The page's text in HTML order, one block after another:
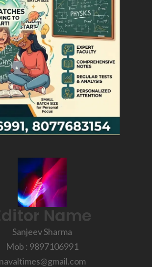
Name
Sanjeev Sharma
Mob : 9897106991
navaltimes@gmail.com